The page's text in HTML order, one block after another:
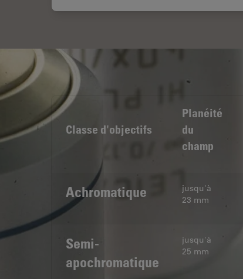
Classe d'objectifs
Planéité
du
champ
Achromatique
jusqu'à
23 mm
Semi-
apochromatique
jusqu'à
25 mm